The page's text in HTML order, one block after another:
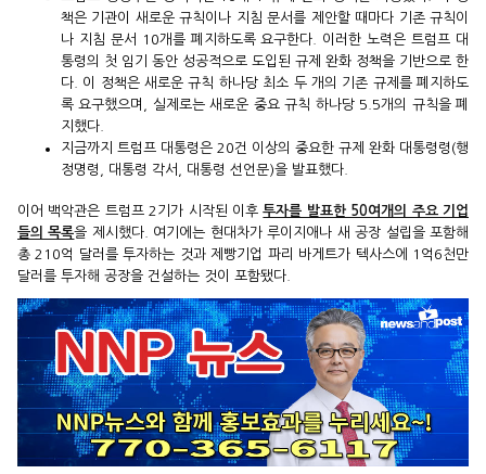
책은 기관이 새로운 규칙이나 지침 문서를 제안할 때마다 기존 규칙이
나 지침 문서 10개를 폐지하도록 요구한다. 이러한 노력은 트럼프 대
통령의 첫 임기 동안 성공적으로 도입된 규제 완화 정책을 기반으로 한
다. 이 정책은 새로운 규칙 하나당 최소 두 개의 기존 규제를 폐지하도
록 요구했으며, 실제로는 새로운 중요 규칙 하나당 5.5개의 규칙을 폐
지했다.
지금까지 트럼프 대통령은 20건 이상의 중요한 규제 완화 대통령령(행
정명령, 대통령 각서, 대통령 선언문)을 발표했다.
이어 백악관은 트럼프 2기가 시작된 이후투자를 발표한 50여개의 주요 기업
들의 목록을 제시했다. 여기에는 현대차가 루이지애나 새 공장 설립을 포함해
총 210억 달러를 투자하는 것과 제빵기업 파리 바게트가 텍사스에 1억6천만
달러를 투자해 공장을 건설하는 것이 포함됐다.